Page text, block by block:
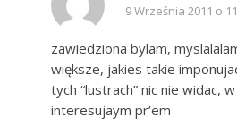
9 Września 2011 o
zawiedziona bylam,
większe, jakies takie
tych “lustrach” nic nie widac,
interesujaym pr’em